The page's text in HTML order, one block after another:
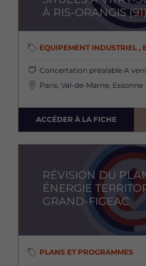
À RIS-ORANGIS
EQUIPEMENT INDUSTRIEL ,
Concertation préalable A
Paris, Val-de-Marne,
ACCÉDER À LA FICHE
RÉVISION DU
ÉNERGIE
GRAND-FIGEAC
PLANS ET PROGRAMMES